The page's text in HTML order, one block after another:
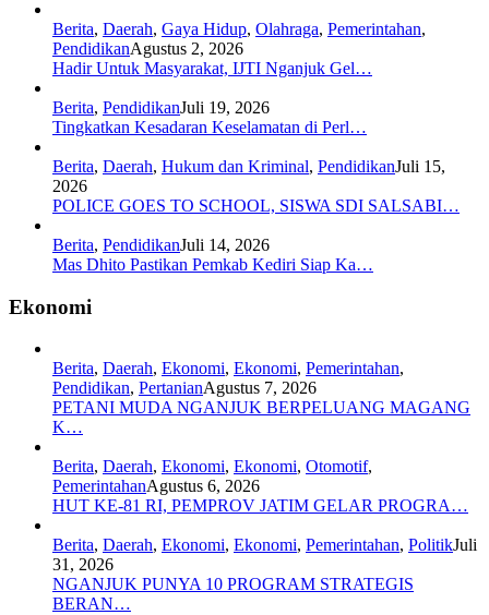
Berita, Daerah, Gaya Hidup, Olahraga, Pemerintahan,
PendidikanAgustus 2, 2026
Hadir Untuk Masyarakat, IJTI Nganjuk Gel…
Berita, PendidikanJuli 19, 2026
Tingkatkan Kesadaran Keselamatan di Perl…
Berita, Daerah, Hukum dan Kriminal, PendidikanJuli 15,
2026
POLICE GOES TO SCHOOL, SISWA SDI SALSABI…
Berita, PendidikanJuli 14, 2026
Mas Dhito Pastikan Pemkab Kediri Siap Ka…
Ekonomi
Berita, Daerah, Ekonomi, Ekonomi, Pemerintahan,
Pendidikan, PertanianAgustus 7, 2026
PETANI MUDA NGANJUK BERPELUANG MAGANG
K…
Berita, Daerah, Ekonomi, Ekonomi, Otomotif,
PemerintahanAgustus 6, 2026
HUT KE-81 RI, PEMPROV JATIM GELAR PROGRA…
Berita, Daerah, Ekonomi, Ekonomi, Pemerintahan, PolitikJuli
31, 2026
NGANJUK PUNYA 10 PROGRAM STRATEGIS
BERAN…